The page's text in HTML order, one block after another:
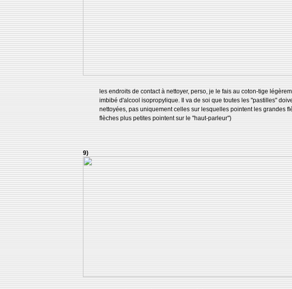
les endroits de contact à nettoyer, perso, je le fais au coton-tige
imbibé d'alcool isopropylique. Il va de soi que toutes les "pastilles"
nettoyées, pas uniquement celles sur lesquelles pointent les grandes
flèches plus petites pointent sur le "haut-parleur")
9)